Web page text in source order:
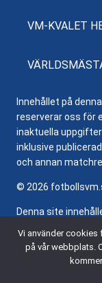
VM-KVALET
Innehållet på
reserverar oss för
inaktuella
inklusive
och annan
© 2026
Denna site
information om
Vi använder cookies
på vår webbplats.